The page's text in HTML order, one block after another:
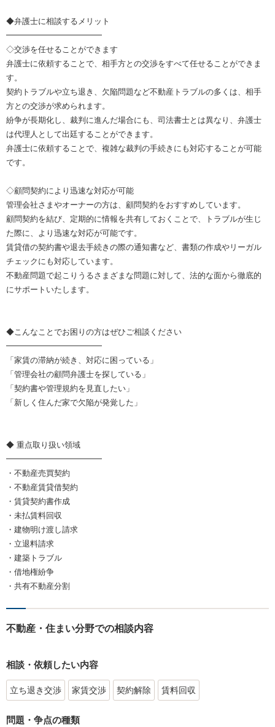
◆弁護士に相談するメリット
━━━━━━━━━━━━
◇交渉を任せることができます
弁護士に依頼することで、相手方との交渉をすべて任せることができま
す。
契約トラブルや立ち退き、欠陥問題など不動産トラブルの多くは、相手
方との交渉が求められます。
紛争が長期化し、裁判に進んだ場合にも、司法書士とは異なり、弁護士
は代理人として出廷することができます。
弁護士に依頼することで、複雑な裁判の手続きにも対応することが可能
です。
◇顧問契約により迅速な対応が可能
管理会社さまやオーナーの方は、顧問契約をおすすめしています。
顧問契約を結び、定期的に情報を共有しておくことで、トラブルが生じ
た際に、より迅速な対応が可能です。
賃貸借の契約書や退去手続きの際の通知書など、書類の作成やリーガル
チェックにも対応しています。
不動産問題で起こりうるさまざまな問題に対して、法的な面から徹底的
にサポートいたします。
◆こんなことでお困りの方はぜひご相談ください
━━━━━━━━━━━━
「家賃の滞納が続き、対応に困っている」
「管理会社の顧問弁護士を探している」
「契約書や管理規約を見直したい」
「新しく住んだ家で欠陥が発覚した」
◆ 重点取り扱い領域
━━━━━━━━━━━━
・不動産売買契約
・不動産賃貸借契約
・賃貸契約書作成
・未払賃料回収
・建物明け渡し請求
・立退料請求
・建築トラブル
・借地権紛争
・共有不動産分割
不動産・住まい分野での相談内容
相談・依頼したい内容
立ち退き交渉 家賃交渉 契約解除 賃料回収
問題・争点の種類